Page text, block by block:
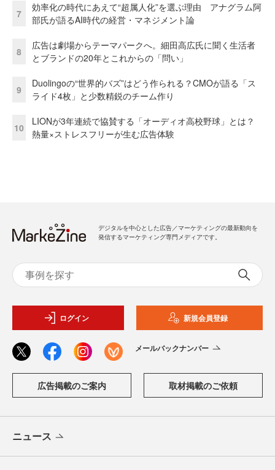
7
効率化の時代にあえて“超属人化”を選ぶ理由 アナグラム阿
部氏が語るAI時代の経営・マネジメント論
8
広告は劇場からテーマパークへ。細田高広氏に聞く生活者
とブランドの20年とこれからの「問い」
9
Duolingoの“世界的バズ”はどう作られる？CMOが語る「ス
ライド4枚」と少数精鋭のチーム作り
10
LIONが3年連続で協賛する「オーディオ高校野球」とは？
熱量×ストレスフリーが生む広告体験
デジタルを中心とした広告／マーケティングの最新動向を
発信するマーケティング専門メディアです。
ログイン 新規会員登録
メールバックナンバー
広告掲載のご案内 取材掲載のご依頼
ニュース